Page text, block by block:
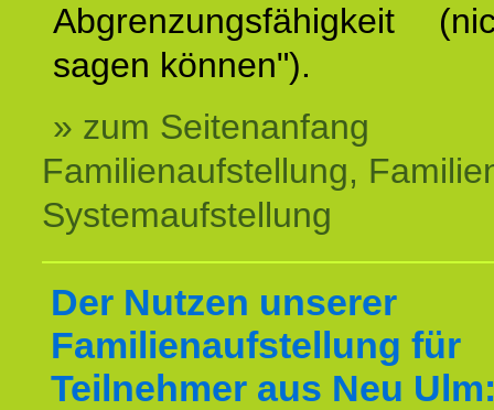
Abgrenzungsfähigkeit
sagen können").
» zum Seitenanfang
Familienaufstellung,
Systemaufstellung
Der Nutzen unserer
Familienaufstellung für
Teilnehmer aus Neu